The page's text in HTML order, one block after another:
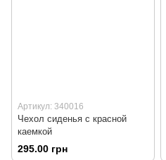
Артикул: 340016
Чехол сиденья с красной
каемкой
295.00 грн